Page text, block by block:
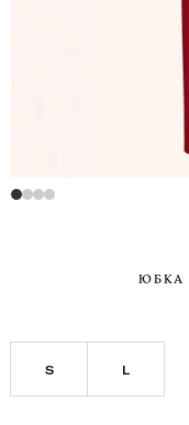
ЮБКА
S L